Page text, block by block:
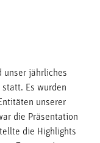
unser jährliches
statt. Es wurden
unserer
die Präsentation
die Highlights